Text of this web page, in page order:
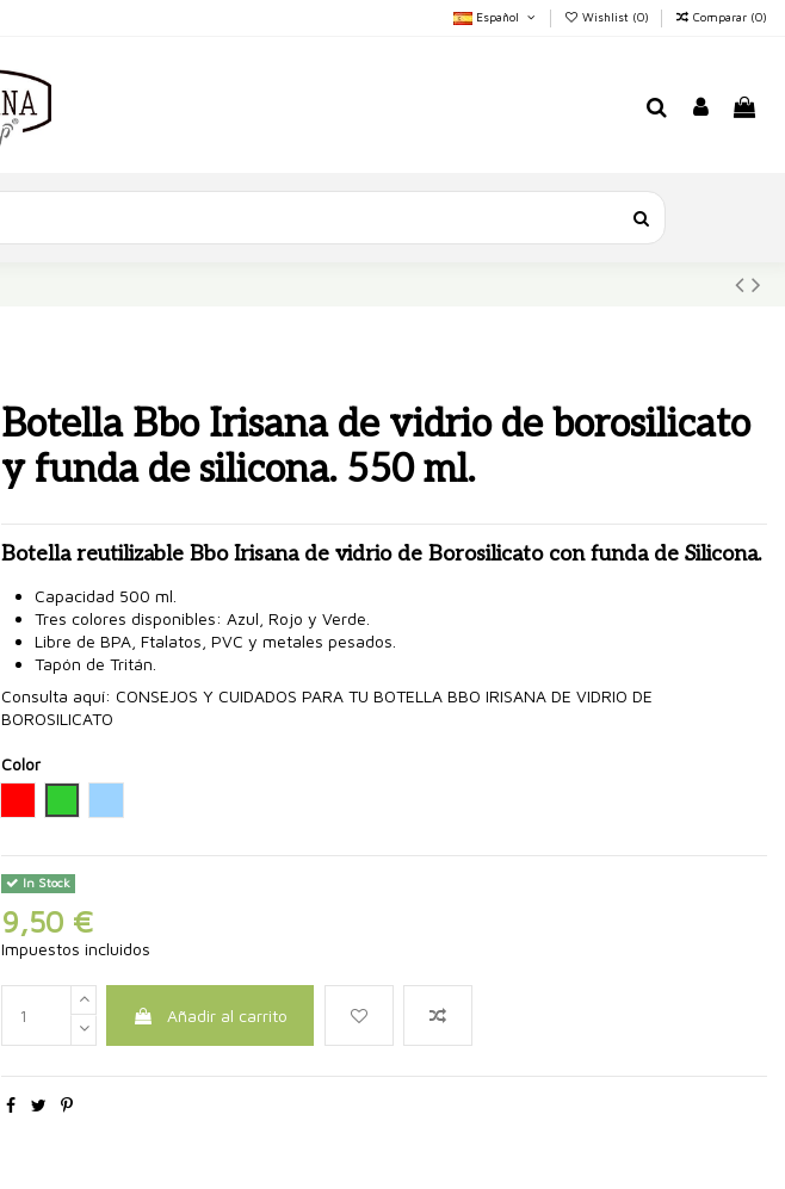
Español Wishlist (0) Comparar (0)
Botella Bbo Irisana de vidrio de borosilicato
y funda de silicona. 550 ml.
Botella reutilizable Bbo Irisana de vidrio de Borosilicato con funda de Silicona.
Capacidad 500 ml.
Tres colores disponibles: Azul, Rojo y Verde.
Libre de BPA, Ftalatos, PVC y metales pesados.
Tapón de Tritán.
Consulta aquí: CONSEJOS Y CUIDADOS PARA TU BOTELLA BBO IRISANA DE VIDRIO DE
BOROSILICATO
Color
In Stock
9,50 €
Impuestos incluidos
Añadir al carrito